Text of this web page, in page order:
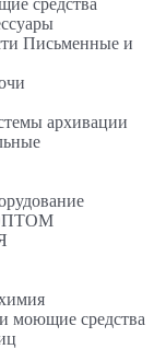
Письменные и
архивации
моющие средства